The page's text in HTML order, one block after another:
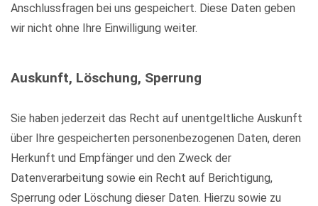
Anschlussfragen bei uns gespeichert. Diese Daten geben
wir nicht ohne Ihre Einwilligung weiter.
Auskunft, Löschung, Sperrung
Sie haben jederzeit das Recht auf unentgeltliche Auskunft
über Ihre gespeicherten personenbezogenen Daten, deren
Herkunft und Empfänger und den Zweck der
Datenverarbeitung sowie ein Recht auf Berichtigung,
Sperrung oder Löschung dieser Daten. Hierzu sowie zu